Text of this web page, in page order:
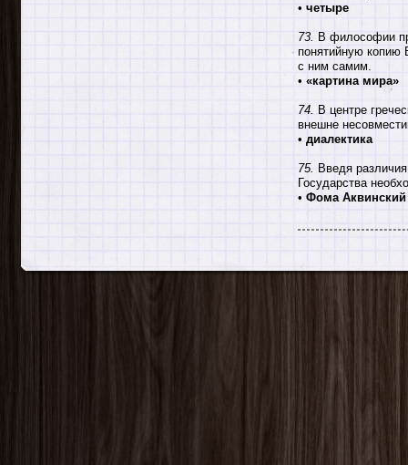
• четыре
73. В философии
понятийную копию
с ним самим.
• «картина мира»
74. В центре
внешне
• диалектика
75. Введя
Государства
• Фома Аквинский